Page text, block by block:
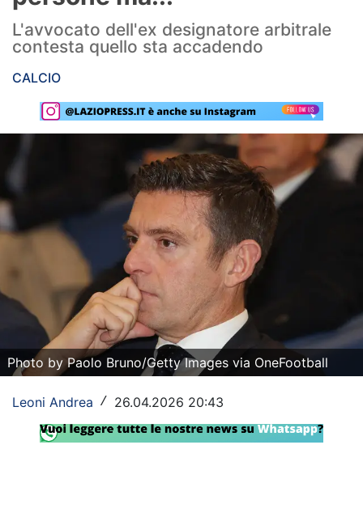
Primavera
Calciomercato
Lazio Women
Calcio
Serie A
Champions League
Europa League
Altri Sport
Tennis
L'avvocato dell'ex designatore arbitrale
contesta quello sta accadendo
CALCIO
Photo by Paolo Bruno/Getty Images via OneFootball
Leoni Andrea / 26.04.2026 20:43